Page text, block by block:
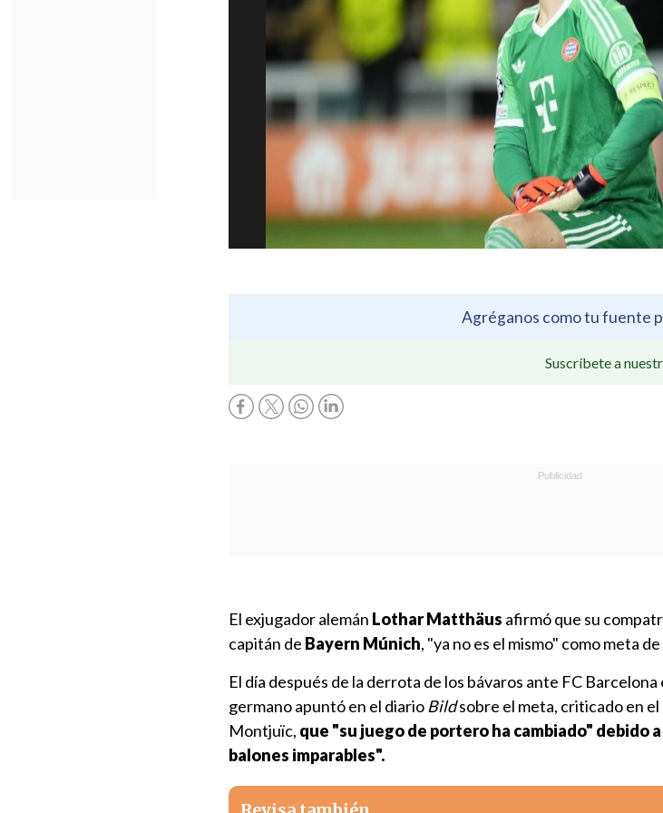
Agréganos como tu fuente
Suscríbete a
El exjugador alemán Lothar Matthäus afirmó que su
capitán de Bayern Múnich, "ya no es el mismo" como meta
El día después de la derrota de los bávaros ante FC Barcelona
germano apuntó en el diario Bildsobre el meta, criticado en
Montjuïc, que "su juego de portero ha cambiado" debido
balones imparables".